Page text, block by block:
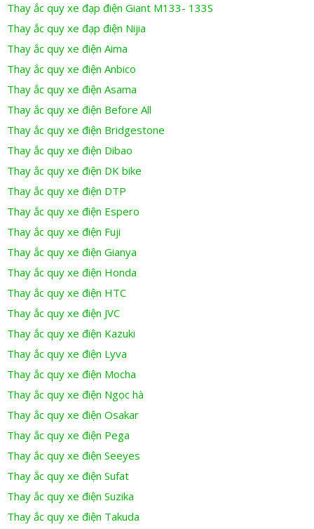
Thay ắc quy xe đạp điện Giant M133- 133S
Thay ắc quy xe đạp điện Nijia
Thay ắc quy xe điện Aima
Thay ắc quy xe điện Anbico
Thay ắc quy xe điện Asama
Thay ắc quy xe điện Before All
Thay ắc quy xe điện Bridgestone
Thay ắc quy xe điện Dibao
Thay ắc quy xe điện DK bike
Thay ắc quy xe điện DTP
Thay ắc quy xe điện Espero
Thay ắc quy xe điện Fuji
Thay ắc quy xe điện Gianya
Thay ắc quy xe điện Honda
Thay ắc quy xe điện HTC
Thay ắc quy xe điện JVC
Thay ắc quy xe điện Kazuki
Thay ắc quy xe điện Lyva
Thay ắc quy xe điện Mocha
Thay ắc quy xe điện Ngọc hà
Thay ắc quy xe điện Osakar
Thay ắc quy xe điện Pega
Thay ắc quy xe điện Seeyes
Thay ắc quy xe điện Sufat
Thay ắc quy xe điện Suzika
Thay ắc quy xe điện Takuda